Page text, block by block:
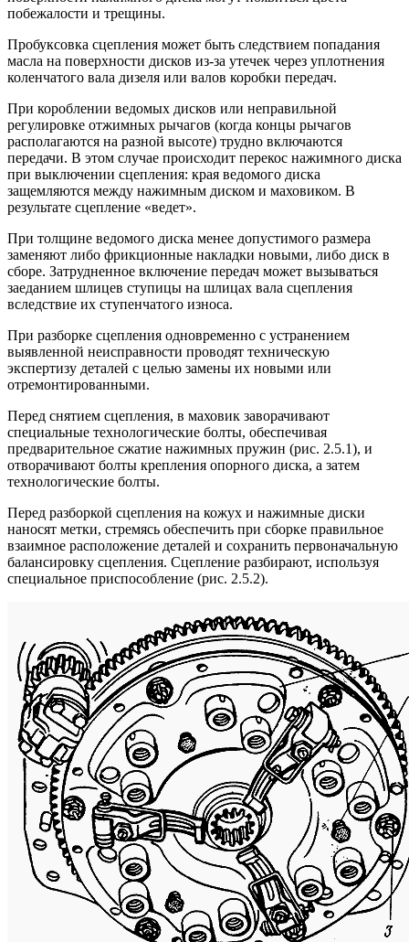
побежалости и трещины.
Пробуксовка сцепления может быть следствием попадания
масла на поверхности дисков из-за утечек через уплотнения
коленчатого вала дизеля или валов коробки передач.
При короблении ведомых дисков или неправильной
регулировке отжимных рычагов (когда концы рычагов
располагаются на разной высоте) трудно включаются
передачи. В этом случае происходит перекос нажимного диска
при выключении сцепления: края ведомого диска
защемляются между нажимным диском и маховиком. В
результате сцепление «ведет».
При толщине ведомого диска менее допустимого размера
заменяют либо фрикционные накладки новыми, либо диск в
сборе. Затрудненное включение передач может вызываться
заеданием шлицев ступицы на шлицах вала сцепления
вследствие их ступенчатого износа.
При разборке сцепления одновременно с устранением
выявленной неисправности проводят техническую
экспертизу деталей с целью замены их новыми или
отремонтированными.
Перед снятием сцепления, в маховик заворачивают
специальные технологические болты, обеспечивая
предварительное сжатие нажимных пружин (рис. 2.5.1), и
отворачивают болты крепления опорного диска, а затем
технологические болты.
Перед разборкой сцепления на кожух и нажимные диски
наносят метки, стремясь обеспечить при сборке правильное
взаимное расположение деталей и сохранить первоначальную
балансировку сцепления. Сцепление разбирают, используя
специальное приспособление (рис. 2.5.2).